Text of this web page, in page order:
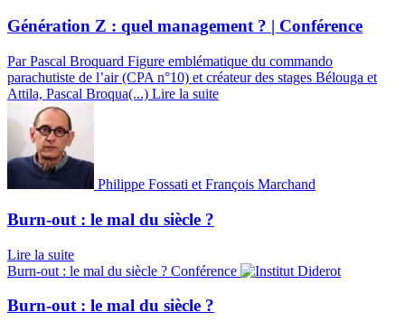
Génération Z : quel management ? | Conférence
Par Pascal Broquard Figure emblématique du commando
parachutiste de l’air (CPA n°10) et créateur des stages Bélouga et
Attila, Pascal Broqua(...) Lire la suite
Philippe Fossati et François Marchand
Burn-out : le mal du siècle ?
Lire la suite
Burn-out : le mal du siècle ? Conférence
Burn-out : le mal du siècle ?